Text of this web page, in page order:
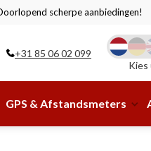
scherpe aanbiedingen!
+31 85 06 02 099
Kies
GPS & Afstandsmeters